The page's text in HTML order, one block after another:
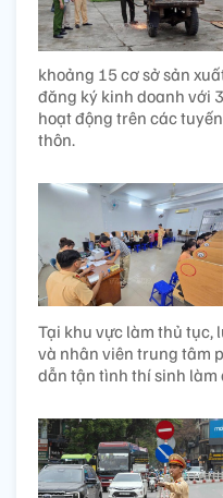
khoảng 15 cơ sở sản
đăng ký kinh doanh với
hoạt động trên các
thôn.
Tại khu vực làm thủ tục,
và nhân viên trung tâm
dẫn tận tình thí sinh làm